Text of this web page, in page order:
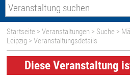
Startseite >Veranstaltungen > Suche >
Leipzig > Veranstaltungsdetails
Diese Veranstaltung